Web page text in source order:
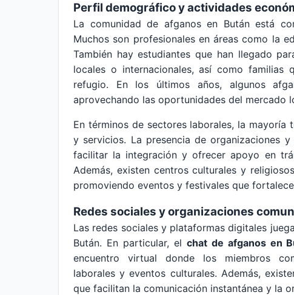
Perfil demográfico y actividades
La comunidad de afganos en Bután está
Muchos son profesionales en áreas como la
También hay estudiantes que han llegado
locales o internacionales, así como
refugio. En los últimos años, algunos
aprovechando las oportunidades del mercado
En términos de sectores laborales, la mayoría
y servicios. La presencia de organizaciones
facilitar la integración y ofrecer apoyo en
Además, existen centros culturales y
promoviendo eventos y festivales que
Redes sociales y organizaciones
Las redes sociales y plataformas digitales
Bután. En particular, el chat de afganos en
encuentro virtual donde los miembros
laborales y eventos culturales. Además,
que facilitan la comunicación instantánea y la